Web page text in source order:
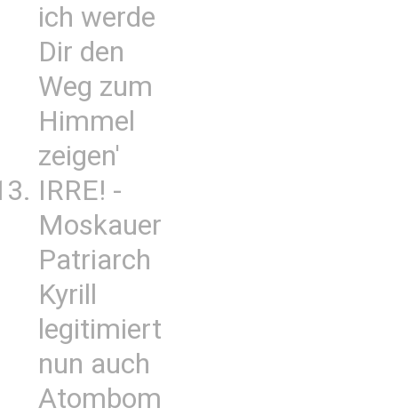
ich werde
Dir den
Weg zum
Himmel
zeigen'
IRRE! -
Moskauer
Patriarch
Kyrill
legitimiert
nun auch
Atombom